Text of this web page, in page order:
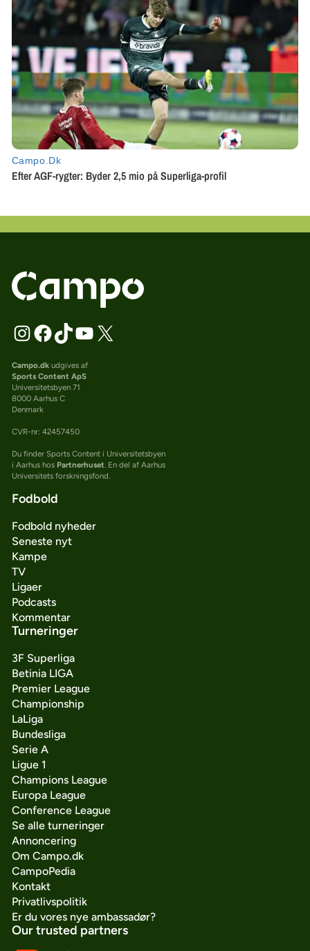
Campo.dkudgives af
Sports Content ApS
Universitetsbyen 71
8000 Aarhus C
Denmark
CVR-nr: 42457450
Du finder Sports Content i Universitetsbyen
i Aarhus hos Partnerhuset. En del af Aarhus
Universitets forskningsfond.
Fodbold
Fodbold nyheder
Seneste nyt
Kampe
TV
Ligaer
Podcasts
Kommentar
Turneringer
3F Superliga
Betinia LIGA
Premier League
Championship
LaLiga
Bundesliga
Serie A
Ligue 1
Champions League
Europa League
Conference League
Se alle turneringer
Annoncering
Om Campo.dk
CampoPedia
Kontakt
Privatlivspolitik
Er du vores nye ambassadør?
Our trusted partners